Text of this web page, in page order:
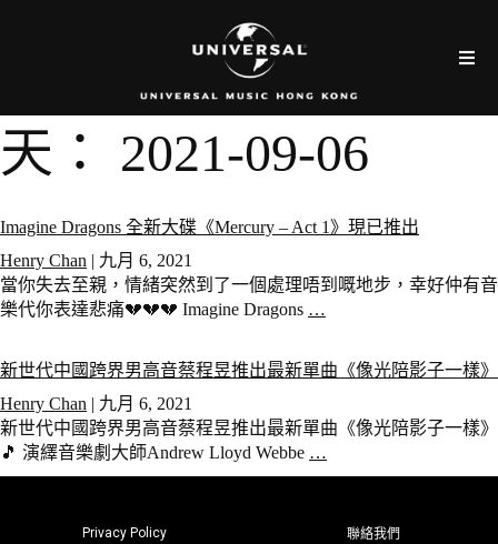
天： 2021-09-06
Imagine Dragons 全新大碟《Mercury – Act 1》現已推出
Henry Chan | 九月 6, 2021
當你失去至親，情緒突然到了一個處理唔到嘅地步，幸好仲有音
樂代你表達悲痛💔💔💔 Imagine Dragons …
新世代中國跨界男高音蔡程昱推出最新單曲《像光陪影子一樣》
Henry Chan | 九月 6, 2021
新世代中國跨界男高音蔡程昱推出最新單曲《像光陪影子一樣》
🎵 演繹音樂劇大師Andrew Lloyd Webbe …
Privacy Policy 聯絡我們